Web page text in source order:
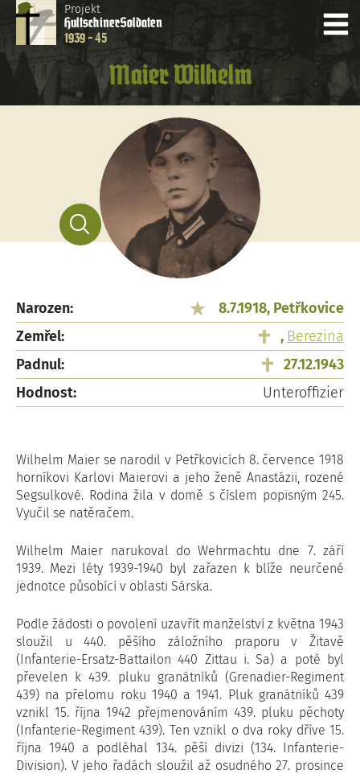
Projekt
HultschinerSoldaten
1939 - 45
Maier Wilhelm
Narozen:
8.7.1918, Petřkovice
Zemřel:
, Berezina
Padnul:
27.12.1943
Hodnost:
Unteroffizier
Wilhelm Maier se narodil v Petřkovicích 8. července 1918
horníkovi Karlovi Maierovi a jeho ženě Anastázii, rozené
Segsulkové. Rodina žila v domě s číslem popisným 245.
Vyučil se natěračem.
Wilhelm Maier narukoval do Wehrmachtu dne 7. září
1939. Mezi léty 1939-1940 byl zařazen k blíže neurčené
jednotce působící v oblasti Sárska.
Podle žádosti o povolení uzavřít manželství z května 1943
sloužil u 440. pěšího záložního praporu v Žitavě
(Infanterie-Ersatz-Battailon 440 Zittau i. Sa) a poté byl
převelen k 439. pluku granátníků (Grenadier-Regiment
439) na přelomu roku 1940 a 1941. Pluk granátníků 439
vznikl 15. října 1942 přejmenováním 439. pluku pěchoty
(Infanterie-Regiment 439). Ten vznikl o dva roky dříve 15.
října 1940 a podléhal 134. pěší divizi (134. Infanterie-
Division). V jeho řadách sloužil až osudného 27. prosince